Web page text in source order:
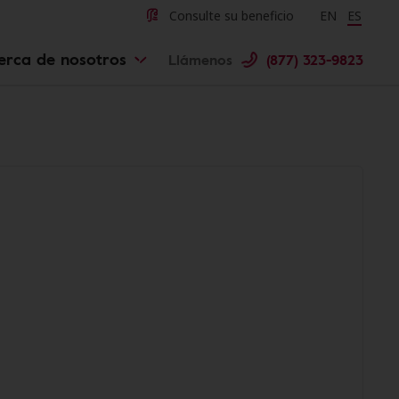
Consulte su beneficio Change
EN ES
de nosotros Llámenos (877) 323-9823